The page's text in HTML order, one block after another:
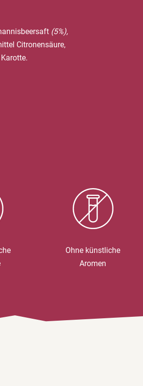
(5%),
Citronensäure,
Ohne künstliche
Aromen